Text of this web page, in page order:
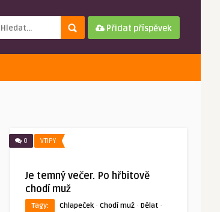
Přidat příspěvek
0 VTIPY
Je temný večer. Po hřbitově
chodí muž
Tagy: Chlapeček· Chodí muž · Dělat ·